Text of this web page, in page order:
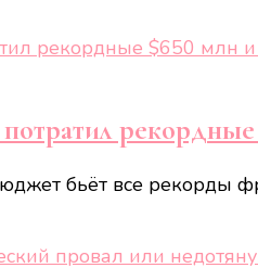
бьёт все